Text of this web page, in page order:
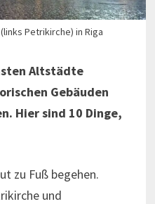
Petrikirche) in Riga
Altstädte
Gebäuden
Hier sind 10 Dinge,
zu Fuß begehen.
und